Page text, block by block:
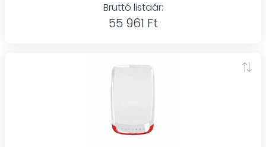
Bruttó listaár:
55 961 Ft